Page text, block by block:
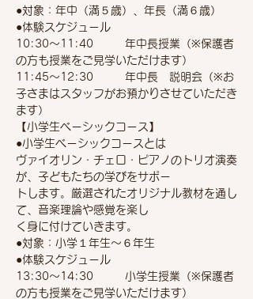
●対象：年中（満５歳）、年長（満６歳）
●体験スケジュール
10:30～11:40        年中長授業（※保護者
の方も授業をご見学いただけます）
11:45～12:30        年中長　説明会（※お
子さまはスタッフがお預かりさせていただき
ます）
【小学生ベーシックコース】
●小学生ベーシックコースとは
ヴァイオリン・チェロ・ピアノのトリオ演奏
が、子どもたちの学びをサポー
トします。厳選されたオリジナル教材を通し
て、音楽理論や感覚を楽し
く身に付けていきます。
●対象：小学１年生～６年生
●体験スケジュール
13:30～14:30        小学生授業（※保護者
の方も授業をご見学いただけます）